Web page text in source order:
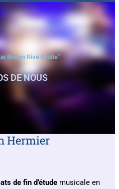
Rouen Rive Droite"
DE NOUS
Hermier
de fin d’étude musicale en